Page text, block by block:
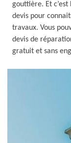
gouttière. Et
devis pour
travaux. Vous
devis de
gratuit et sans